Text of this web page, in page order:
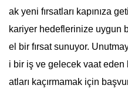
ak yeni fırsatları kapınıza
kariyer hedeflerinize uygun
el bir fırsat sunuyor.
i bir iş ve gelecek vaat eden
atları kaçırmamak için